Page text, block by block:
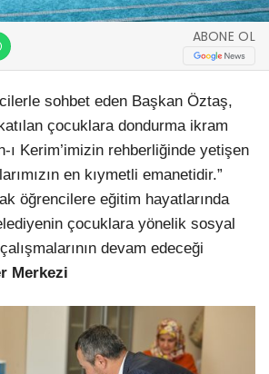
ABONE OL
sohbet eden Başkan Öztaş,
çocuklara dondurma ikram
ı Kerim’imizin rehberliğinde yetişen
en kıymetli emanetidir.”
öğrencilere eğitim hayatlarında
çocuklara yönelik sosyal
devam edeceği
Merkezi